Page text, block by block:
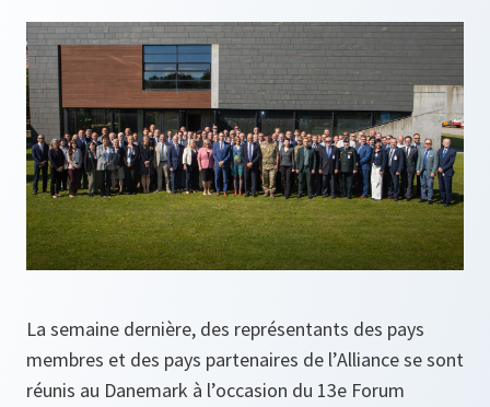
La semaine dernière, des représentants des pays
membres et des pays partenaires de l’Alliance se sont
réunis au Danemark à l’occasion du 13e Forum